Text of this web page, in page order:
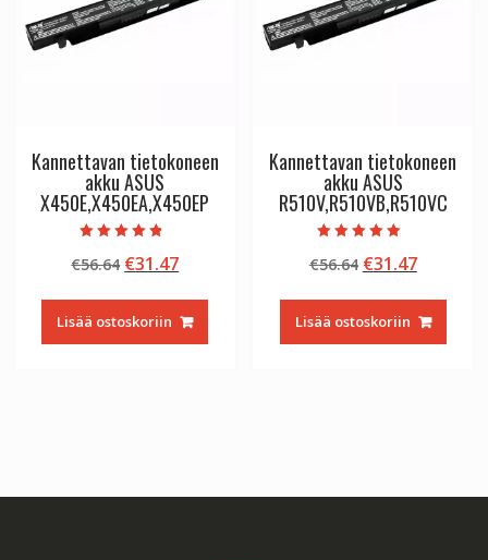
Kannettavan tietokoneen
akku ASUS
X450E,X450EA,X450EP
tuotteesta:
4.50
€56.64 Alkuperäinen
oli:
€56.64.
€31.47Nykyinen
on:
€31.47.
Lisää ostoskoriin
Kannettavan tietokoneen
akku ASUS
R510V,R510VB,R510VC
tuotteesta:
5.00
€56.64 Alkuperäinen
oli:
€56.64.
€31.47
on:
€31.47.
Lisää ostoskoriin